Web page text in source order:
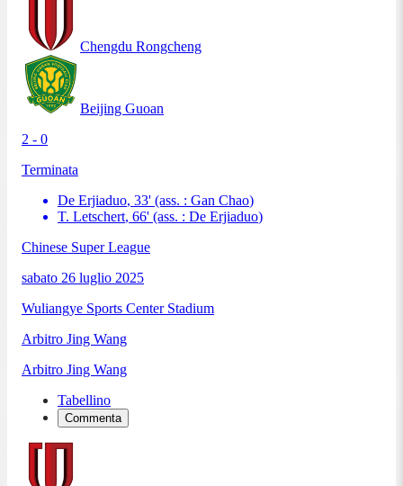
Chengdu Rongcheng
Beijing Guoan
2 - 0
Terminata
De Erjiaduo, 33' (ass. : Gan Chao)
T. Letschert, 66' (ass. : De Erjiaduo)
Chinese Super League
sabato 26 luglio 2025
Wuliangye Sports Center Stadium
Arbitro Jing Wang
Arbitro Jing Wang
Tabellino
Commenta